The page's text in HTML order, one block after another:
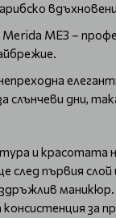
ME3 –
дни,
и красотата
след първия слой
маникюр.
за